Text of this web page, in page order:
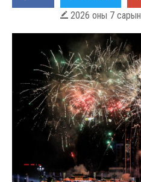
 2026 оны 7